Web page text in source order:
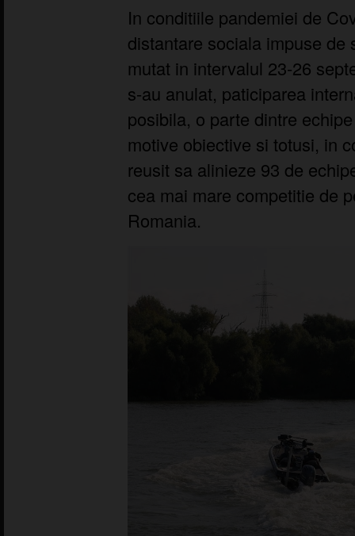
In conditiile pandemiei de
distantare sociala impuse de
mutat in intervalul 23-26
s-au anulat, paticiparea
posibila, o parte dintre
motive obiective si totusi, in
reusit sa alinieze 93 de
cea mai mare competitie de
Romania.